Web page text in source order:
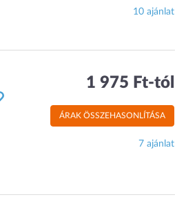
10 ajánlat
1 975 Ft-tól
ÁRAK ÖSSZEHASONLÍTÁSA
7 ajánlat